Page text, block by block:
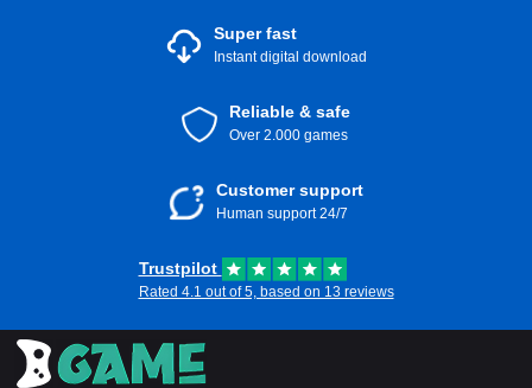
Einfache Geschenke: Perfekt als Geschenk für
Freunde und Familie, die Gamer sind.
problemfreie Transaktionen direkt auf Steam.
Sofortige Nutzung : Erhalte sofortigen Zugriff auf
Kaufe noch heute deine Steam Wallet Geschenkkarte 150
Gamings! Genieße unvergleichliche Spielerlebnisse direkt
zu deinen Fingern.
Super fast
Instant digital download
Reliable & safe
Over 2.000 games
Customer support
Human support 24/7
Trustpilot
Rated 4.1 out of 5, based on 13 reviews